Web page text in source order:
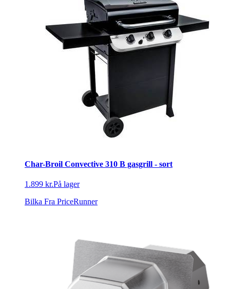
Char-Broil Convective 310 B gasgrill - sort
1.899 kr.På lager
Bilka Fra PriceRunner